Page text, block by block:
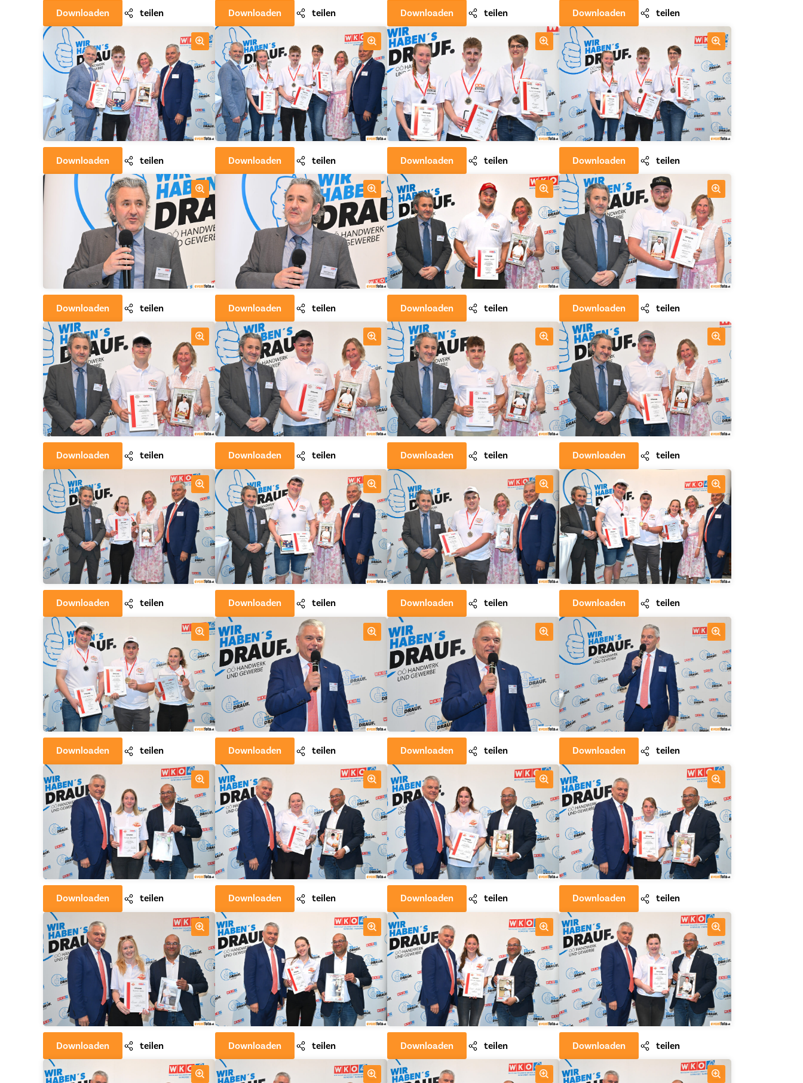
Downloaden teilen Downloaden teilen Downloaden teilen Downloaden teilen
Downloaden teilen Downloaden teilen Downloaden teilen Downloaden teilen
Downloaden teilen Downloaden teilen Downloaden teilen Downloaden teilen
Downloaden teilen Downloaden teilen Downloaden teilen Downloaden teilen
Downloaden teilen Downloaden teilen Downloaden teilen Downloaden teilen
Downloaden teilen Downloaden teilen Downloaden teilen Downloaden teilen
Downloaden teilen Downloaden teilen Downloaden teilen Downloaden teilen
Downloaden teilen Downloaden teilen Downloaden teilen Downloaden teilen